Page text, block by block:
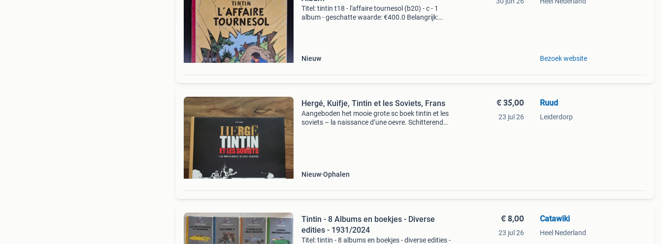
Titel: tintin t18 - l'affaire tournesol (b20) - c - 1
album - geschatte waarde: €400.0 Belangrijk:
Nieuw Bezoek website
Hergé, Kuifje, Tintin et les Soviets, Frans
Aangeboden het mooie grote sc boek tintin et les
soviets – la naissance d’une oevre. Schitterend
Nieuw Ophalen
€ 35,00
23 jul 26
Ruud
Leiderdorp
Tintin - 8 Albums en boekjes - Diverse
edities - 1931/2024
Titel: tintin - 8 albums en boekjes - diverse edities -
€ 8,00
23 jul 26
Catawiki
Heel Nederland